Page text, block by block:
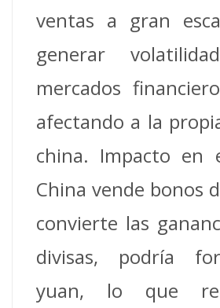
ventas a gran
generar
mercados
afectando a la
china. Impacto en
China vende bonos
convierte las
divisas, podría
yuan, lo que